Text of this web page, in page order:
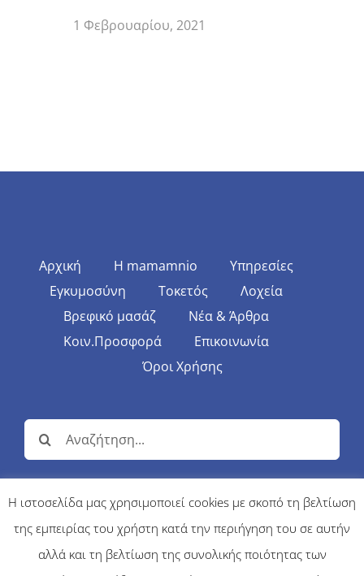
1 Φεβρουαρίου, 2021
Αρχική Η mamamnio
Υπηρεσίες
Εγκυμοσύνη
Τοκετός
Λοχεία
Βρεφικό μασάζ
Νέα & Άρθρα
Κοιν.Προσφορά
Επικοινωνία
Όροι Χρήσης
Αναζήτηση
για:
© Copyright 2017 | MAMAMNIO - Κέντρο Περιγεννητικής
Φροντίδας | All Rights Reserved |κατασκευή ιστοσελίδων firebit
Η ιστοσελίδα μας χρησιμοποιεί cookies με σκοπό τη βελτίωση
της εμπειρίας του χρήστη κατά την περιήγηση του σε αυτήν
αλλά και τη βελτίωση της συνολικής ποιότητας των